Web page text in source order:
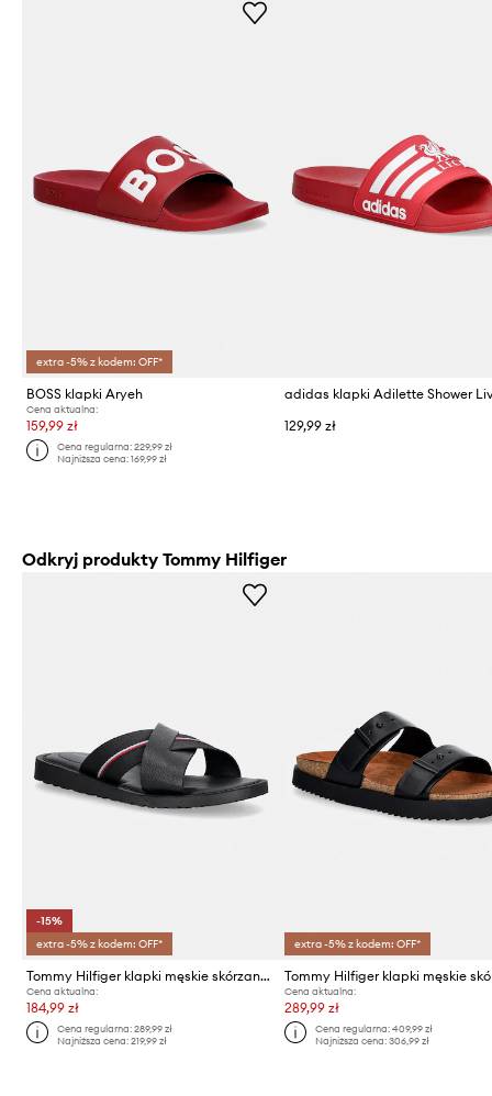
extra -5% z kodem: OFF*
BOSS klapki Aryeh
Cena aktualna:
159,99 zł
Cena regularna:229,99 zł
Najniższa cena:169,99 zł
129,99 zł
Odkryj produkty Tommy Hilfiger
-15%
extra -5% z kodem: OFF*
Tommy Hilfiger klapki męskie skórzane CORE HILFIGER LTH CRISS C SANDAL
Cena aktualna:
184,99 zł
Cena regularna:289,99 zł
Najniższa cena:219,99 zł
extra -5% z kodem: OFF*
Cena aktualna:
289,99 zł
Cena regularna: 409,99 zł
Najniższa cena: 306,99 zł